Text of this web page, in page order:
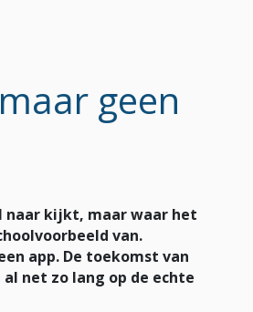
geen
naar kijkt, maar waar het
van.
app. De toekomst van
net zo lang op de echte